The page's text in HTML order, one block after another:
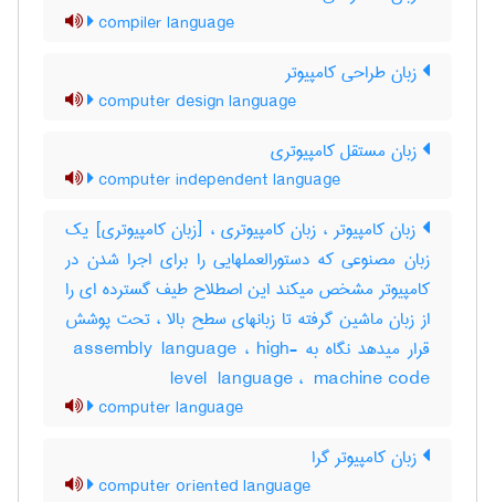
compiler language
زبان طراحی کامپیوتر
computer design language
زبان مستقل کامپیوتری
computer independent language
زبان کامپیوتر ، زبان کامپیوتری ، [زبان کامپیوتری] یک
زبان مصنوعی که دستورالعملهایی را برای اجرا شدن در
کامپیوتر مشخص میکند این اصطلاح طیف گسترده ای را
از زبان ماشین گرفته تا زبانهای سطح بالا ، تحت پوشش
قرار میدهد نگاه به ‎ assembly language ، ‎high-
level ‎ language ، ‎ machine code
computer language
زبان کامپیوتر گرا
computer oriented language